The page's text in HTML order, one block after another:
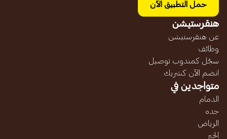
حمل التطبيق الآن
هنقرستيشن
عن هنقرستيشن
وظائف
سجّل كمندوب توصيل
انضم الآن كشريك
متواجدين في
الدمام
جده
الرياض
الخبر